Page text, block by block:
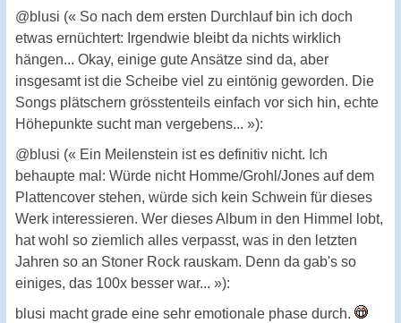
@blusi (« So nach dem ersten Durchlauf bin ich doch
etwas ernüchtert: Irgendwie bleibt da nichts wirklich
hängen... Okay, einige gute Ansätze sind da, aber
insgesamt ist die Scheibe viel zu eintönig geworden. Die
Songs plätschern grösstenteils einfach vor sich hin, echte
Höhepunkte sucht man vergebens... »):
@blusi (« Ein Meilenstein ist es definitiv nicht. Ich
behaupte mal: Würde nicht Homme/Grohl/Jones auf dem
Plattencover stehen, würde sich kein Schwein für dieses
Werk interessieren. Wer dieses Album in den Himmel lobt,
hat wohl so ziemlich alles verpasst, was in den letzten
Jahren so an Stoner Rock rauskam. Denn da gab's so
einiges, das 100x besser war... »):
blusi macht grade eine sehr emotionale phase durch.